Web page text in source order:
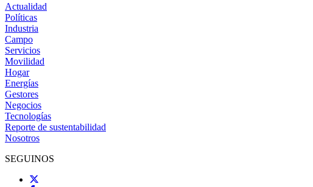
Actualidad
Políticas
Industria
Campo
Servicios
Movilidad
Hogar
Energías
Gestores
Negocios
Tecnologías
Reporte de sustentabilidad
Nosotros
SEGUINOS